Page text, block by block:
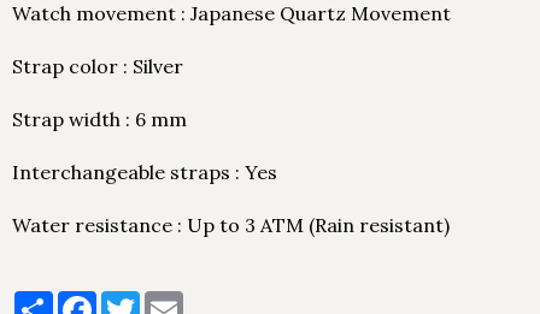
Watch movement : Japanese Quartz Movement
Strap color : Silver
Strap width : 6 mm
Interchangeable straps : Yes
Water resistance : Up to 3 ATM (Rain resistant)
PartagerFacebook
Twitter